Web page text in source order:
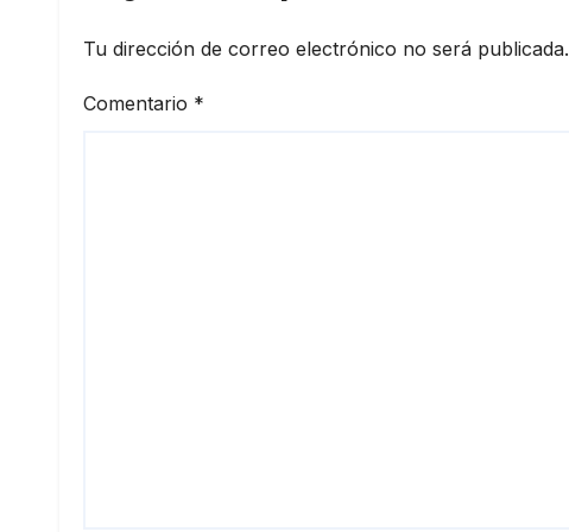
Tu dirección de correo electrónico no será publicada.
Comentario *